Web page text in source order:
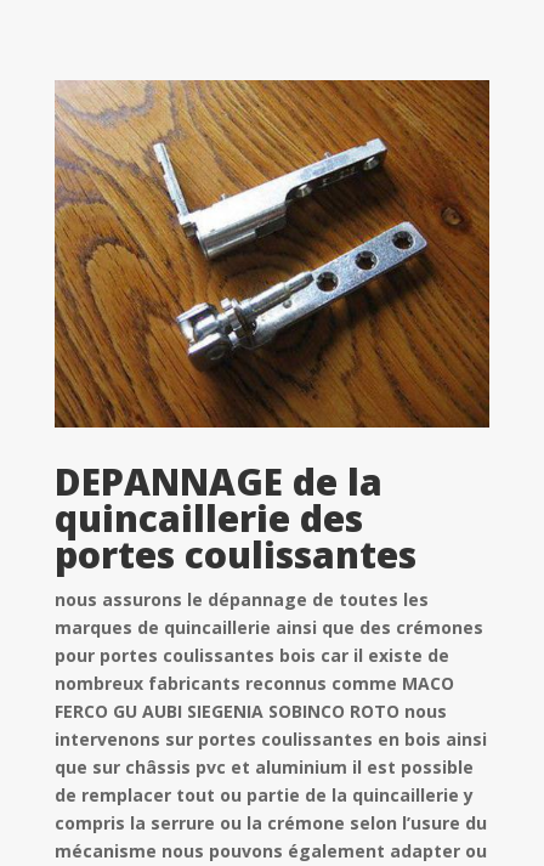
DEPANNAGE de la
quincaillerie des
portes coulissantes
nous assurons le dépannage de toutes les
marques de quincaillerie ainsi que des crémones
pour portes coulissantes bois car il existe de
nombreux fabricants reconnus comme MACO
FERCO GU AUBI SIEGENIA SOBINCO ROTO nous
intervenons sur portes coulissantes en bois ainsi
que sur châssis pvc et aluminium il est possible
de remplacer tout ou partie de la quincaillerie y
compris la serrure ou la crémone selon l’usure du
mécanisme nous pouvons également adapter ou